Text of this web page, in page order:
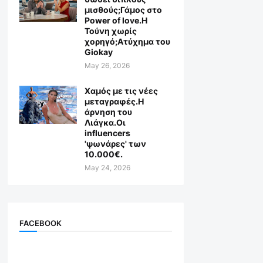
μισθούς;Γάμος στο
Power of love.Η
Τούνη χωρίς
χορηγό;Aτύχημα του
Giokay
May 26, 2026
Χαμός με τις νέες
μεταγραφές.Η
άρνηση του
Λιάγκα.Οι
influencers
'ψωνάρες' των
10.000€.
May 24, 2026
FACEBOOK